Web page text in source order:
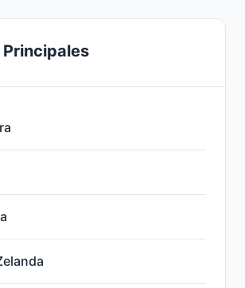
Principales